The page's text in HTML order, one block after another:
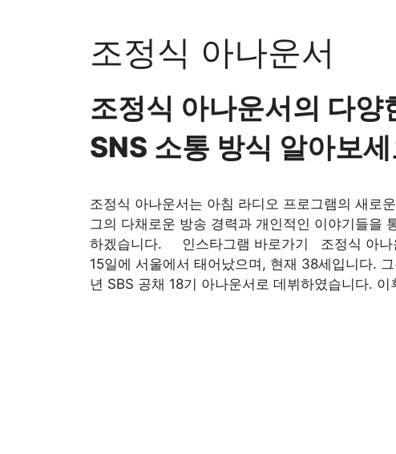
조정식 아나운서
조정식 아나운서의 다양
SNS 소통 방식 알아보
조정식 아나운서는 아침 라디오 프로그램의 새로
그의 다채로운 방송 경력과 개인적인 이야기들을
하겠습니다. 인스타그램 바로가기 조정식 아나
15일에 서울에서 태어났으며, 현재 38세입니다.
년 SBS 공채 18기 아나운서로 데뷔하였습니다.